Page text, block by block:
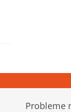
Probleme